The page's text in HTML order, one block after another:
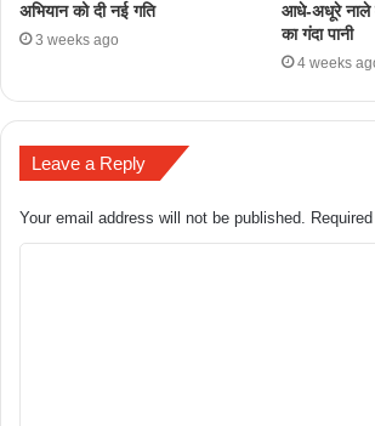
अभियान को दी नई गति
3 weeks ago
आधे-अधूरे नाले
का गंदा पानी
4 weeks
Leave a Reply
Your email address will not be published.